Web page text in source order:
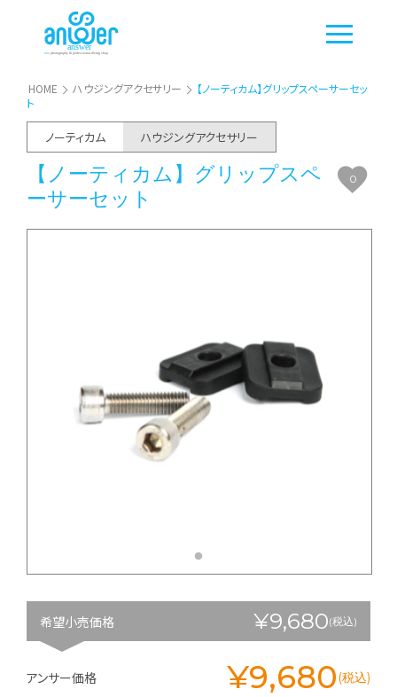
HOME ハウジングアクセサリー
【ノーティカム】グリップスペーサーセッ
ト
ノーティカム ハウジングアクセサリー
【ノーティカム】グリップスペ
ーサーセット
0
希望小売価格 ¥9,680(税込)
アンサー価格 ¥9,680 (税込)